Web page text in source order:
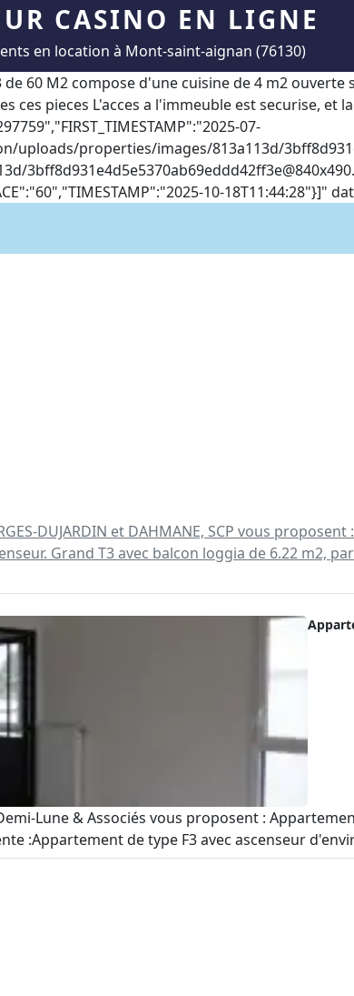
CASINO EN LIGNE
en location à Mont-saint-aignan (76130)
60 M2 compose d'une cuisine de 4 m2
pieces L'acces a l'immeuble est securise, et
07-
uploads/properties/images/813a113d/
10-18T11:44:28"}]"
DUJARDIN et DAHMANE, SCP vous
Grand T3 avec balcon loggia de 6.22 m2,
Lune & Associés vous proposent : Appartement
:Appartement de type F3 avec ascenseur